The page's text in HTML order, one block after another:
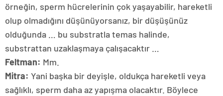
örneğin, sperm hücrelerinin çok yaşayabilir, hareketli
olup olmadığını düşünüyorsanız, bir düşüşünüz
olduğunda … bu substratla temas halinde,
substrattan uzaklaşmaya çalışacaktır …
Feltman: Mm.
Mitra: Yani başka bir deyişle, oldukça hareketli veya
sağlıklı, sperm daha az yapışma olacaktır. Böylece